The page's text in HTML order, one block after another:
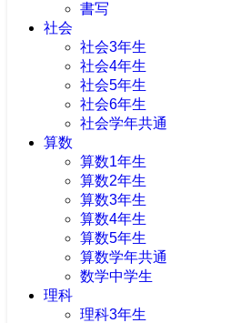
書写
社会
社会3年生
社会4年生
社会5年生
社会6年生
社会学年共通
算数
算数1年生
算数2年生
算数3年生
算数4年生
算数5年生
算数学年共通
数学中学生
理科
理科3年生